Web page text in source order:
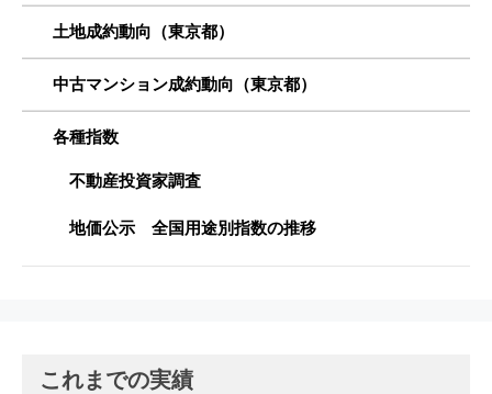
土地成約動向（東京都）
中古マンション成約動向（東京都）
各種指数
不動産投資家調査
地価公示 全国用途別指数の推移
これまでの実績